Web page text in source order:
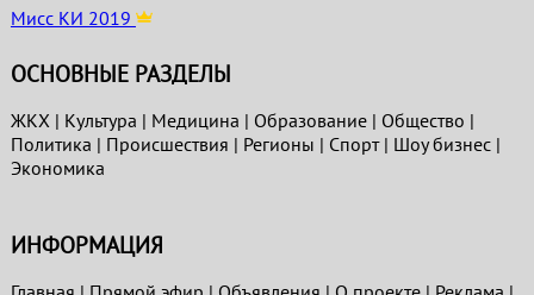
Мисс КИ 2019
ОСНОВНЫЕ РАЗДЕЛЫ
ЖКХ | Культура | Медицина | Образование| Общество |
Политика | Проиcшествия | Регионы | Спорт| Шоу бизнес|
Экономика
ИНФОРМАЦИЯ